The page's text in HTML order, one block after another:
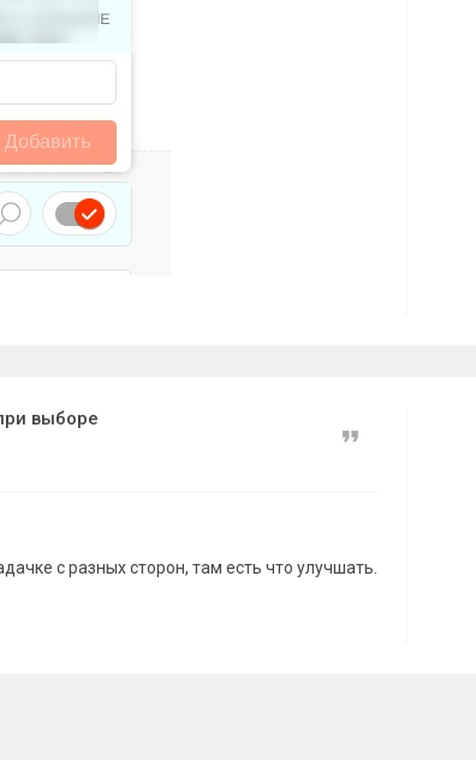
выборе
Цитата
с разных сторон, там есть что улучшать.